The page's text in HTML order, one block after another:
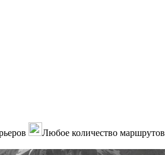
Любое количество маршрутов